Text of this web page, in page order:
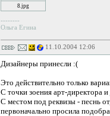
8.jpg
--------
Ольга Егина
11.10.2004 12:06
Дизайнеры принесли :(
Это действительно только
С точки зоения арт-директора
С местом под реквизы - песнь
первоначально просила